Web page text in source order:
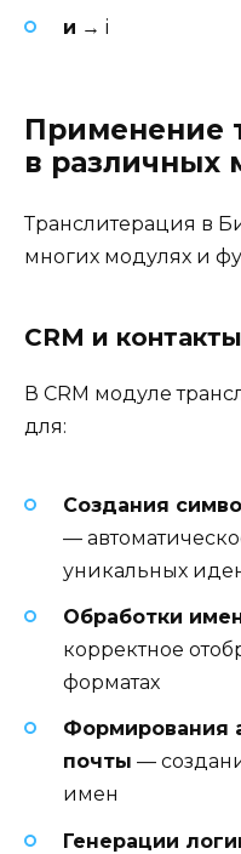
и → i
Применение
в различных
Транслитерация в
многих модулях и
CRM и контакты
В CRM модуле
для:
Создания
—
уникальных
Обработки
корректное
форматах
Формирования
почты —
имен
Генерации